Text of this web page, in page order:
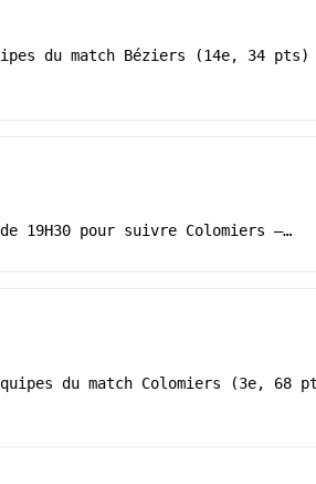
du match Béziers (14e, 34 pts)
19H30 pour suivre Colomiers –…
du match Colomiers (3e, 68